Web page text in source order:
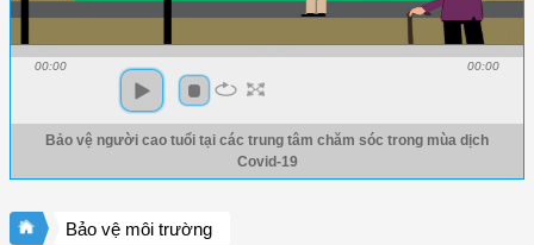
00:00 00:00
Bảo vệ người cao tuổi tại các trung tâm chăm sóc trong mùa dịch
Covid-19
Bảo vệ môi trường